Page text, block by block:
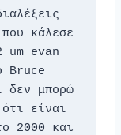
κάλεσε
um evan
Bruce
Almighty Evan almighty έτσι δεν μπορώ
2000 και